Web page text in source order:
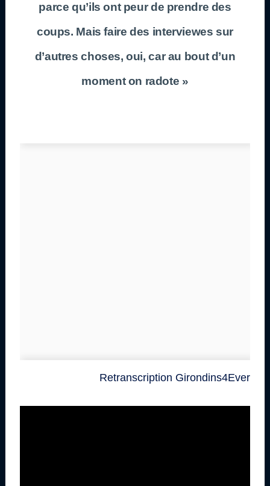
parce qu’ils ont peur de prendre des
coups. Mais faire des interviewes sur
d’autres choses, oui, car au bout d’un
moment on radote »
Retranscription Girondins4Ever